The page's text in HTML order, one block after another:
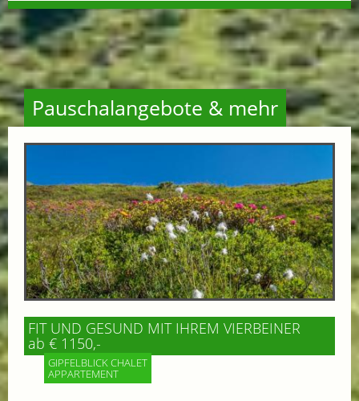
Pauschalangebote & mehr
FIT UND GESUND MIT IHREM VIERBEINER
ab € 1150,-
GIPFELBLICK CHALET
APPARTEMENT